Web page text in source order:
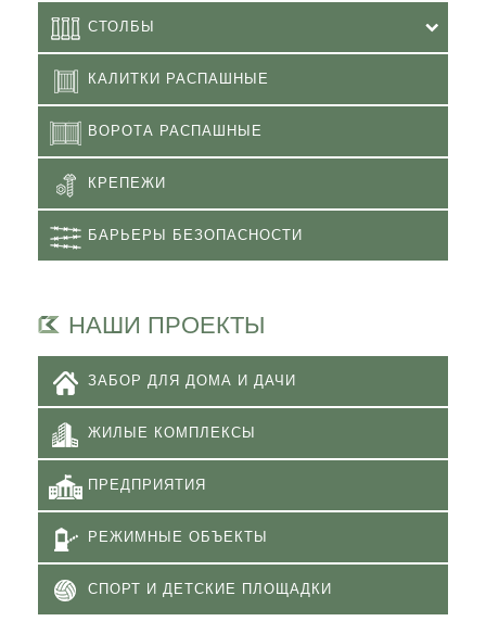
СТОЛБЫ
КАЛИТКИ РАСПАШНЫЕ
ВОРОТА РАСПАШНЫЕ
КРЕПЕЖИ
БАРЬЕРЫ БЕЗОПАСНОСТИ
НАШИ ПРОЕКТЫ
ЗАБОР ДЛЯ ДОМА И ДАЧИ
ЖИЛЫЕ КОМПЛЕКСЫ
ПРЕДПРИЯТИЯ
РЕЖИМНЫЕ ОБЪЕКТЫ
СПОРТ И ДЕТСКИЕ ПЛОЩАДКИ